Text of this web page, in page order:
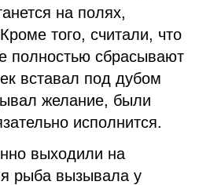
на полях,
того, считали, что
полностью сбрасывают
вставал под дубом
желание, были
исполнится.
выходили на
рыба вызывала у